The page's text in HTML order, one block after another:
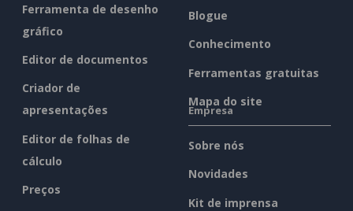
Ferramenta de desenho
gráfico
Editor de documentos
Criador de
apresentações
Editor de folhas de
cálculo
Preços
Blogue
Conhecimento
Ferramentas gratuitas
Mapa do site
Empresa
Sobre nós
Novidades
Kit de imprensa